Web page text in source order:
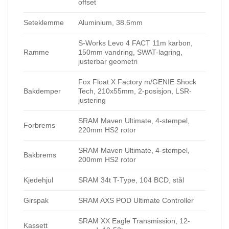
offset
Seteklemme Aluminium, 38.6mm
Ramme
S-Works Levo 4 FACT 11m karbon,
150mm vandring, SWAT-lagring,
justerbar geometri
Bakdemper
Fox Float X Factory m/GENIE Shock
Tech, 210x55mm, 2-posisjon, LSR-
justering
Forbrems
SRAM Maven Ultimate, 4-stempel,
220mm HS2 rotor
Bakbrems
SRAM Maven Ultimate, 4-stempel,
200mm HS2 rotor
Kjedehjul SRAM 34t T-Type, 104 BCD, stål
Girspak SRAM AXS POD Ultimate Controller
Kassett
SRAM XX Eagle Transmission, 12-